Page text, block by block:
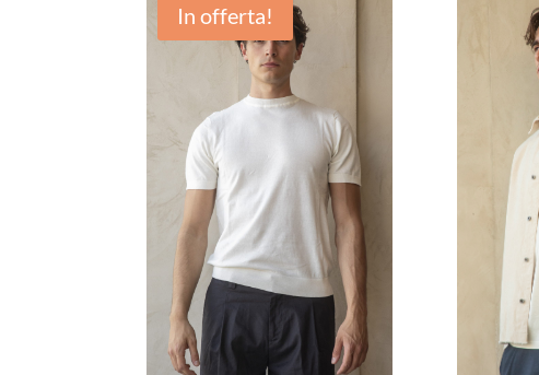
In offerta!